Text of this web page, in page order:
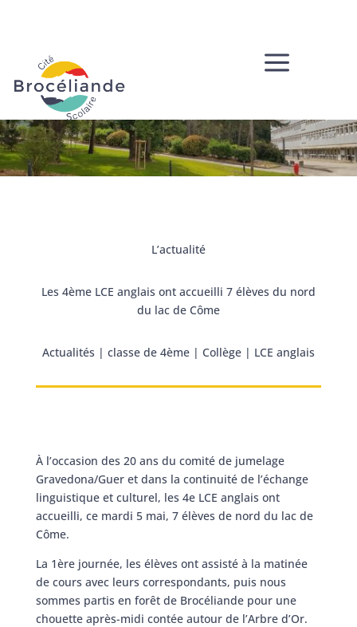
a
L’actualité
Les 4ème LCE anglais ont accueilli 7 élèves du nord
du lac de Côme
Actualités | classe de 4ème| Collège| LCE anglais
À l’occasion des 20 ans du comité de jumelage
Gravedona/Guer et dans la continuité de l’échange
linguistique et culturel, les 4e LCE anglais ont
accueilli, ce mardi 5 mai, 7 élèves de nord du lac de
Côme.
La 1ère journée, les élèves ont assisté à la matinée
de cours avec leurs correspondants, puis nous
sommes partis en forêt de Brocéliande pour une
chouette après-midi contée autour de l’Arbre d’Or.